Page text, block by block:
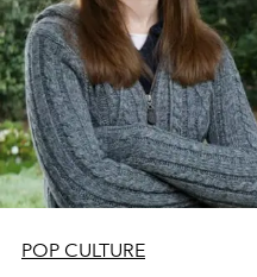
POP CULTURE